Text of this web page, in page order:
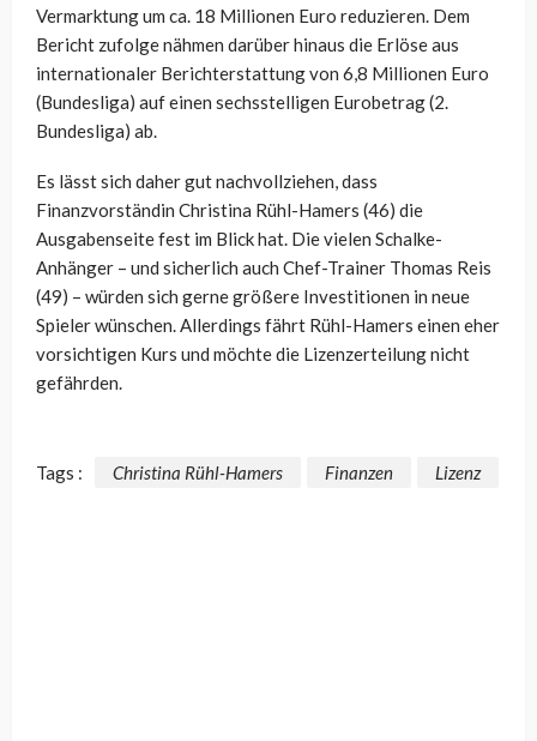
Vermarktung um ca. 18 Millionen Euro reduzieren. Dem
Bericht zufolge nähmen darüber hinaus die Erlöse aus
internationaler Berichterstattung von 6,8 Millionen Euro
(Bundesliga) auf einen sechsstelligen Eurobetrag (2.
Bundesliga) ab.
Es lässt sich daher gut nachvollziehen, dass
Finanzvorständin Christina Rühl-Hamers (46) die
Ausgabenseite fest im Blick hat. Die vielen Schalke-
Anhänger – und sicherlich auch Chef-Trainer Thomas Reis
(49) – würden sich gerne größere Investitionen in neue
Spieler wünschen. Allerdings fährt Rühl-Hamers einen eher
vorsichtigen Kurs und möchte die Lizenzerteilung nicht
gefährden.
Tags : Christina Rühl-Hamers Finanzen Lizenz